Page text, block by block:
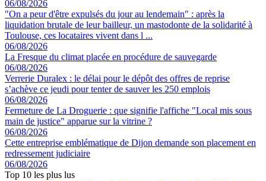
06/08/2026
"On a peur d'être expulsés du jour au lendemain" : après la
liquidation brutale de leur bailleur, un mastodonte de la solidarité à
Toulouse, ces locataires vivent dans l ...
06/08/2026
La Fresque du climat placée en procédure de sauvegarde
06/08/2026
Verrerie Duralex : le délai pour le dépôt des offres de reprise
s’achève ce jeudi pour tenter de sauver les 250 emplois
06/08/2026
Fermeture de La Droguerie : que signifie l'affiche "Local mis sous
main de justice" apparue sur la vitrine ?
06/08/2026
Cette entreprise emblématique de Dijon demande son placement en
redressement judiciaire
06/08/2026
Top 10 les plus lus